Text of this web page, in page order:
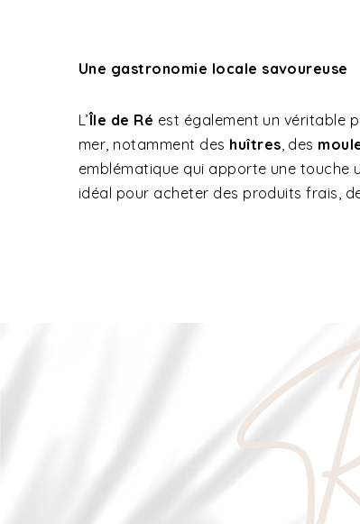
Une gastronomie locale savoureuse
L’Île de Ré est également un véritable
mer, notamment des huîtres, des
emblématique qui apporte une touche
idéal pour acheter des produits frais,